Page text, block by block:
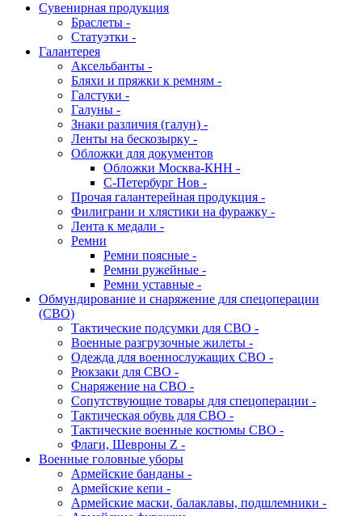
Сувенирная продукция
Браслеты -
Статуэтки -
Галантерея
Аксельбанты -
Бляхи и пряжки к ремням -
Галстуки -
Галуны -
Знаки различия (галун) -
Ленты на бескозырку -
Обложки для документов
Обложки Москва-КНН -
С-Петербург Нов -
Прочая галантерейная продукция -
Филиграни и хлястики на фуражку -
Лента к медали -
Ремни
Ремни поясные -
Ремни ружейные -
Ремни уставные -
Обмундирование и снаряжение для спецоперации
(СВО)
Тактические подсумки для СВО -
Военные разгрузочные жилеты -
Одежда для военнослужащих СВО -
Рюкзаки для СВО -
Снаряжение на СВО -
Сопутствующие товары для спецоперации -
Тактическая обувь для СВО -
Тактические военные костюмы СВО -
Флаги, Шевроны Z -
Военные головные уборы
Армейские банданы -
Армейские кепи -
Армейские маски, балаклавы, подшлемники -